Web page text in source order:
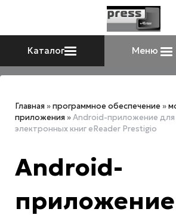
Каталог Меню
Главная »программное обеспечение »
приложения »Android-приложение для
электронных книг eReader Prestigio
Android-